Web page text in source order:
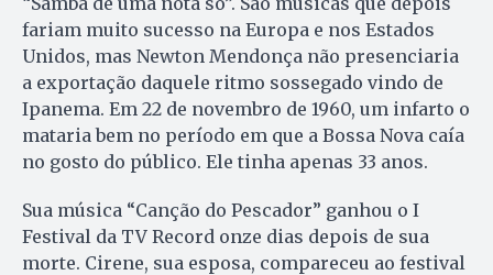
fariam muito sucesso na Europa e nos Estados
Unidos, mas Newton Mendonça não presenciaria
a exportação daquele ritmo sossegado vindo de
Ipanema. Em 22 de novembro de 1960, um infarto o
mataria bem no período em que a Bossa Nova caía
no gosto do público. Ele tinha apenas 33 anos.
Sua música “Canção do Pescador” ganhou o I
Festival da TV Record onze dias depois de sua
morte. Cirene, sua esposa, compareceu ao festival